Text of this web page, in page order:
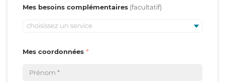
Mes besoins complémentaires
choisissez un service
Mes coordonnées